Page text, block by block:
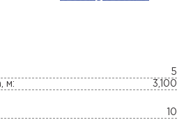
5
м:
3,100
10